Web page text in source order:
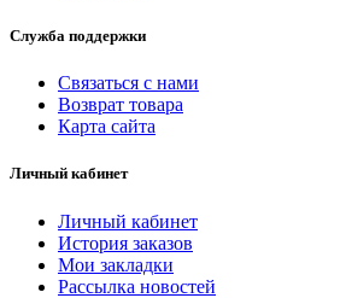
Служба поддержки
Связаться с нами
Возврат товара
Карта сайта
Личный кабинет
Личный кабинет
История заказов
Мои закладки
Рассылка новостей